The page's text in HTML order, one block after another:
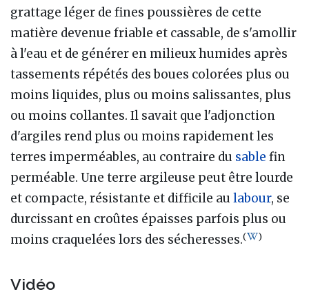
grattage léger de fines poussières de cette
matière devenue friable et cassable, de s'amollir
à l'eau et de générer en milieux humides après
tassements répétés des boues colorées plus ou
moins liquides, plus ou moins salissantes, plus
ou moins collantes. Il savait que l'adjonction
d'argiles rend plus ou moins rapidement les
terres imperméables, au contraire du sable fin
perméable. Une terre argileuse peut être lourde
et compacte, résistante et difficile au labour, se
durcissant en croûtes épaisses parfois plus ou
moins craquelées lors des sécheresses.( )
Vidéo